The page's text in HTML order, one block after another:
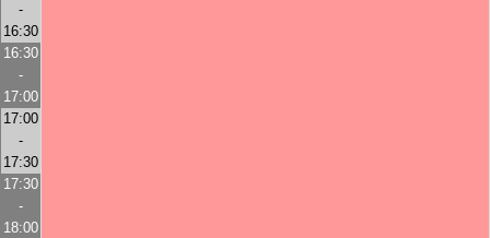
-
16:30
16:30
-
17:00
17:00
-
17:30
17:30
-
18:00